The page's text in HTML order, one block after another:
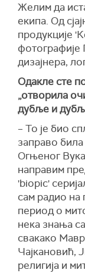
Желим да
екипа. Од
продукције
фотографије
дизајнера,
Одакле сте
„отворила
дубље и
– То је био
заправо
Огњеног
направим
'biopic'
сам радио на
период о
нека знања
свакако
Чајкановић,
религија и